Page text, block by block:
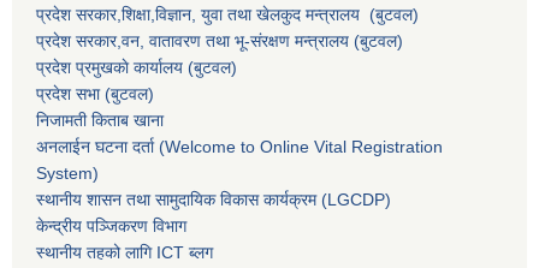
प्रदेश सरकार,शिक्षा,विज्ञान, युवा तथा खेलकुद मन्त्रालय (बुटवल)
प्रदेश सरकार,वन, वातावरण तथा भू-संरक्षण मन्त्रालय (बुटवल)
प्रदेश प्रमुखकाे कार्यालय (बुटवल)
प्रदेश सभा (बुटवल)
निजामती किताब खाना
अनलाईन घटना दर्ता (Welcome to Online Vital Registration
System)
स्थानीय शासन तथा सामुदायिक विकास कार्यक्रम (LGCDP)
केन्द्रीय पञ्जिकरण विभाग
स्थानीय तहको लागि ICT ब्लग